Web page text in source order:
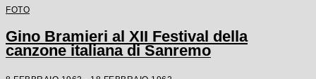
FOTO
Gino Bramieri al XII Festival della
canzone italiana di Sanremo